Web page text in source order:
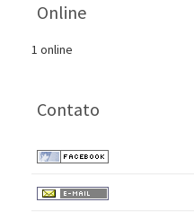
Online
1 online
Contato